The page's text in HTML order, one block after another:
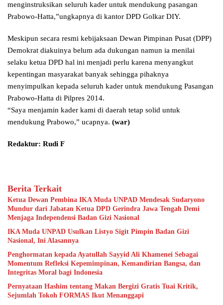
menginstruksikan seluruh kader untuk mendukung pasangan
Prabowo-Hatta,”ungkapnya di kantor DPD Golkar DIY.
Meskipun secara resmi kebijaksaan Dewan Pimpinan Pusat (DPP)
Demokrat diakuinya belum ada dukungan namun ia menilai
selaku ketua DPD hal ini menjadi perlu karena menyangkut
kepentingan masyarakat banyak sehingga pihaknya
menyimpulkan kepada seluruh kader untuk mendukung Pasangan
Prabowo-Hatta di Pilpres 2014.
“Saya menjamin kader kami di daerah tetap solid untuk
mendukung Prabowo,” ucapnya. (war)
Redaktur: Rudi F
Berita Terkait
Ketua Dewan Pembina IKA Muda UNPAD Mendesak Sudaryono
Mundur dari Jabatan Ketua DPD Gerindra Jawa Tengah Demi
Menjaga Independensi Badan Gizi Nasional
IKA Muda UNPAD Usulkan Listyo Sigit Pimpin Badan Gizi
Nasional, Ini Alasannya
Penghormatan kepada Ayatullah Sayyid Ali Khamenei Sebagai
Momentum Refleksi Kepemimpinan, Kemandirian Bangsa, dan
Integritas Moral bagi Indonesia
Pernyataan Hashim tentang Makan Bergizi Gratis Tuai Kritik,
Sejumlah Tokoh FORMAS Ikut Menanggapi